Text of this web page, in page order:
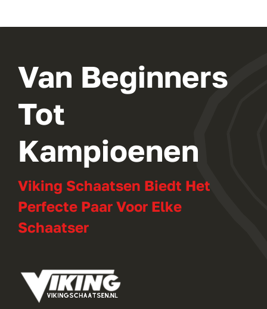
Van Beginners
Tot
Kampioenen
Viking Schaatsen Biedt Het
Perfecte Paar Voor Elke
Schaatser